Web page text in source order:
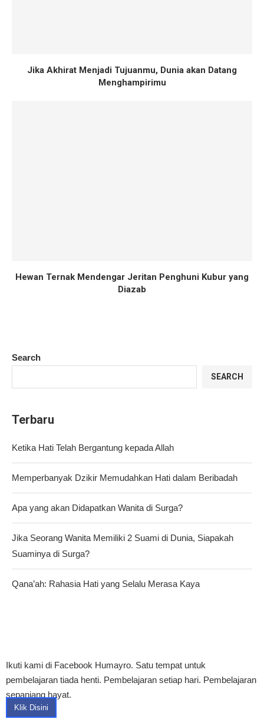
Jika Akhirat Menjadi Tujuanmu, Dunia akan Datang
Menghampirimu
Hewan Ternak Mendengar Jeritan Penghuni Kubur yang
Diazab
Search
SEARCH
Terbaru
Ketika Hati Telah Bergantung kepada Allah
Memperbanyak Dzikir Memudahkan Hati dalam Beribadah
Apa yang akan Didapatkan Wanita di Surga?
Jika Seorang Wanita Memiliki 2 Suami di Dunia, Siapakah
Suaminya di Surga?
Qana’ah: Rahasia Hati yang Selalu Merasa Kaya
Ikuti kami di Facebook Humayro. Satu tempat untuk
pembelajaran tiada henti. Pembelajaran setiap hari. Pembelajaran
sepanjang hayat.
Klik Disini